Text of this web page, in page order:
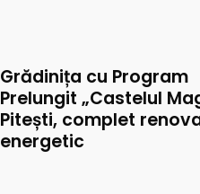
Grădinița cu Program
Prelungit „Castelul
Pitești, complet
energetic